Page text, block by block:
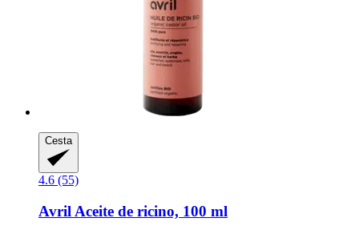
Cesta
4.6 (55)
Avril Aceite de ricino, 100 ml